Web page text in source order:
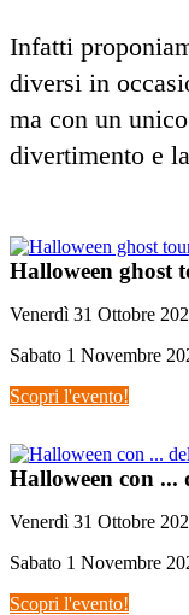
Infatti
diversi in
ma con un
divertimento e
Halloween ghost
Venerdì 31 Ottobre
Sabato 1 Novembre
Scopri l'evento!
Halloween con ...
Venerdì 31 Ottobre
Sabato 1 Novembre
Scopri l'evento!